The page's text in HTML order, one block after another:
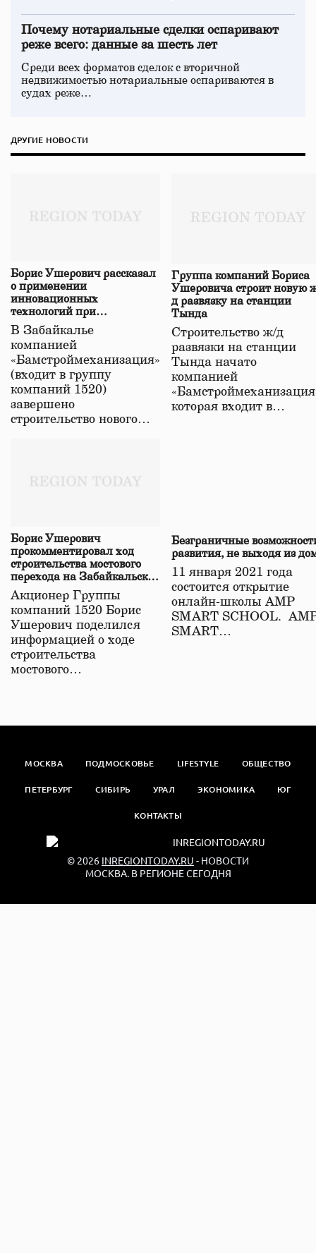
Почему нотариальные сделки оспаривают
реже всего: данные за шесть лет
Среди всех форматов сделок с вторичной
недвижимостью нотариальные оспариваются в
судах реже…
ДРУГИЕ НОВОСТИ
Борис Ушерович рассказал
о применении
инновационных
технологий при
строительстве нового моста
в Забайкалье
В Забайкалье
компанией
«Бамстроймеханизация»
(входит в группу
компаний 1520)
завершено
строительство нового…
Группа компаний Бориса
Ушеровича строит новую
д развязку на станции
Тында
Строительство ж/д
развязки на станции
Тында начато
компанией
которая входит в…
Борис Ушерович
прокомментировал ход
строительства мостового
перехода на Забайкальской
железной дороге
Акционер Группы
компаний 1520 Борис
Ушерович поделился
информацией о ходе
строительства
мостового…
Безграничные
развития, не выходя из
11 января 2021 года
состоится открытие
онлайн-школы АМР
SMART SCHOOL.
SMART…
МОСКВА ПОДМОСКОВЬЕ LIFESTYLE ОБЩЕСТВО
ПЕТЕРБУРГ СИБИРЬ УРАЛ ЭКОНОМИКА ЮГ
КОНТАКТЫ
© 2026 INREGIONTODAY.RU - НОВОСТИ
МОСКВА. В РЕГИОНЕ СЕГОДНЯ